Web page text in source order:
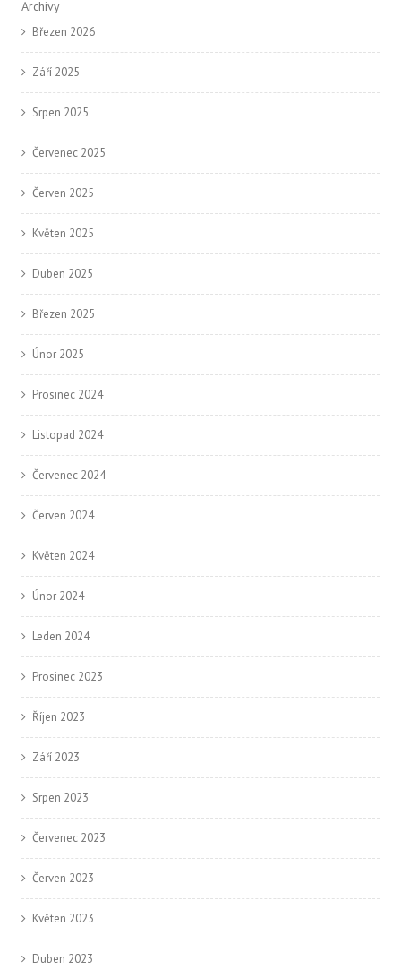
Archivy
Březen 2026
Září 2025
Srpen 2025
Červenec 2025
Červen 2025
Květen 2025
Duben 2025
Březen 2025
Únor 2025
Prosinec 2024
Listopad 2024
Červenec 2024
Červen 2024
Květen 2024
Únor 2024
Leden 2024
Prosinec 2023
Říjen 2023
Září 2023
Srpen 2023
Červenec 2023
Červen 2023
Květen 2023
Duben 2023